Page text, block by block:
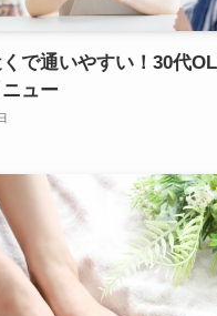
で通いやすい！30代
ュー